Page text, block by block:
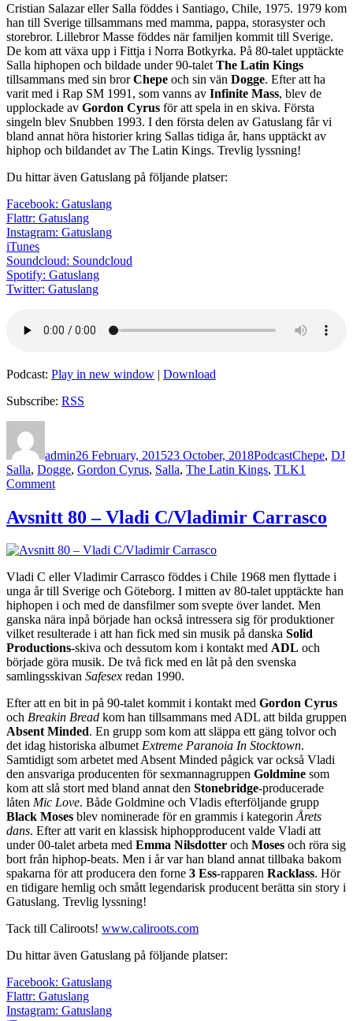
Cristian Salazar eller Salla föddes i Santiago, Chile, 1975. 1979 kom
han till Sverige tillsammans med mamma, pappa, storasyster och
storebror. Lillebror Masse föddes när familjen kommit till Sverige.
De kom att växa upp i Fittja i Norra Botkyrka. På 80-talet upptäckte
Salla hiphopen och bildade under 90-talet The Latin Kings
tillsammans med sin brorChepe och sin vän Dogge. Efter att ha
varit med i Rap SM 1991, som vanns av Infinite Mass, blev de
upplockade av Gordon Cyrus för att spela in en skiva. Första
singeln blev Snubben 1993. I den första delen av Gatuslang får vi
bland annat höra historier kring Sallas tidiga år, hans upptäckt av
hiphop och bildandet av The Latin Kings. Trevlig lyssning!
Du hittar även Gatuslang på följande platser:
Facebook: Gatuslang
Flattr: Gatuslang
Instagram: Gatuslang
iTunes
Soundcloud: Soundcloud
Spotify: Gatuslang
Twitter: Gatuslang
Podcast: Play in new window | Download
Subscribe: RSS
admin26 February, 201523 October, 2018PodcastChepe, DJ
Salla, Dogge, Gordon Cyrus, Salla, The Latin Kings, TLK1
Commenton
85
Del
–
Latin
Kings
Avsnitt 80 – Vladi C/Vladimir Carrasco
Vladi C eller Vladimir Carrasco föddes i Chile 1968 men flyttade i
unga år till Sverige och Göteborg. I mitten av 80-talet upptäckte han
hiphopen i och med de dansfilmer som svepte över landet. Men
ganska nära inpå började han också intressera sig för produktioner
vilket resulterade i att han fick med sin musik på danska Solid
Productions-skiva och dessutom kom i kontakt med ADL och
började göra musik. De två fick med en låt på den svenska
samlingsskivan Safesex redan 1990.
Efter att en bit in på 90-talet kommit i kontakt med Gordon Cyrus
och Breakin Bread kom han tillsammans med ADL att bilda gruppen
Absent Minded. En grupp som kom att släppa ett gäng tolvor och
det idag historiska albumetExtreme Paranoia In Stocktown.
Samtidigt som arbetet med Absent Minded pågick var också Vladi
den ansvariga producenten för sexmannagruppen Goldmine som
kom att slå stort med bland annat den Stonebridge-producerade
låten Mic Love. Både Goldmine och Vladis efterföljande grupp
Black Moses blev nominerade för en grammis i kategorinÅrets
dans. Efter att varit en klassisk hiphopproducent valde Vladi att
under 00-talet arbeta med Emma Nilsdotter och Moses och röra sig
bort från hiphop-beats. Men i år var han bland annat tillbaka bakom
spakarna för att producera den forne 3 Ess-rapparen Racklass. Hör
en tidigare hemlig och smått legendarisk producent berätta sin story i
Gatuslang. Trevlig lyssning!
Tack till Caliroots! www.caliroots.com
Du hittar även Gatuslang på följande platser:
Facebook: Gatuslang
Flattr: Gatuslang
Instagram: Gatuslang